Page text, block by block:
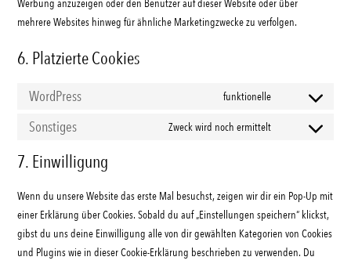
Werbung anzuzeigen oder den Benutzer auf dieser Website oder über
mehrere Websites hinweg für ähnliche Marketingzwecke zu verfolgen.
6. Platzierte Cookies
WordPress funktionelle
Consent
Sonstiges Zweck wird noch ermittelt
Consent
sonstiges
7. Einwilligung
Wenn du unsere Website das erste Mal besuchst, zeigen wir dir ein Pop-Up mit
einer Erklärung über Cookies. Sobald du auf „Einstellungen speichern“ klickst,
gibst du uns deine Einwilligung alle von dir gewählten Kategorien von Cookies
und Plugins wie in dieser Cookie-Erklärung beschrieben zu verwenden. Du